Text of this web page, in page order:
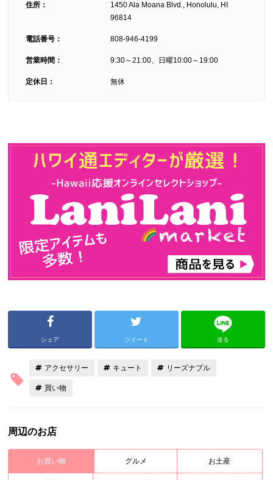
住所：
1450 Ala Moana Blvd., Honolulu, HI
96814
電話番号： 808-946-4199
営業時間： 9:30～21:00、日曜10:00～19:00
定休日： 無休
シェア ツイート 送る
アクセサリー キュート リーズナブル
買い物
周辺のお店
お買い物 グルメ お土産